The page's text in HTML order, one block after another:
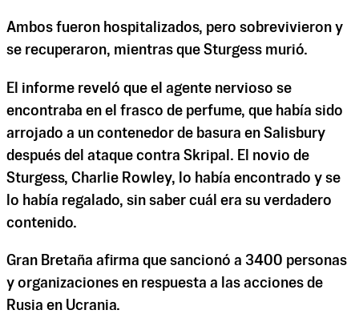
Ambos fueron hospitalizados, pero sobrevivieron y
se recuperaron, mientras que Sturgess murió.
El informe reveló que el agente nervioso se
encontraba en el frasco de perfume, que había sido
arrojado a un contenedor de basura en Salisbury
después del ataque contra Skripal. El novio de
Sturgess, Charlie Rowley, lo había encontrado y se
lo había regalado, sin saber cuál era su verdadero
contenido.
Gran Bretaña afirma que sancionó a 3400 personas
y organizaciones en respuesta a las acciones de
Rusia en Ucrania.